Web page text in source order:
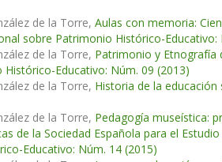
de la Torre, Aulas con memoria:
sobre Patrimonio Histórico-Educativo:
de la Torre, Patrimonio y Etnografía
Educativo: Núm. 09 (2013)
de la Torre, Historia de la educación
de la Torre, Pedagogía museística:
de la Sociedad Española para el
Educativo: Núm. 14 (2015)